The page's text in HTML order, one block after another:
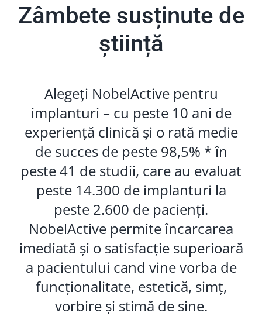
Zâmbete susținute de
știință
Alegeți NobelActive pentru
implanturi – cu peste 10 ani de
experiență clinică și o rată medie
de succes de peste 98,5% * în
peste 41 de studii, care au evaluat
peste 14.300 de implanturi la
peste 2.600 de pacienți.
NobelActive permiteîncarcarea
imediată și o satisfacție superioară
a pacientului cand vine vorba de
funcționalitate, estetică, simț,
vorbire și stimă de sine.